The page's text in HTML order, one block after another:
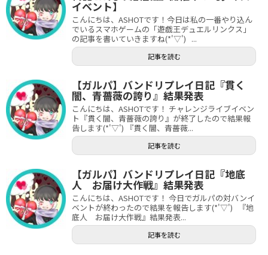
イベント】
こんにちは、ASHOTです！今日は私の一番やり込ん
でいるスマホゲームの「遊戯王デュエルリンクス」
の記事を書いていきますね(*'▽') ...
記事を読む
【ガルパ】バンドリプレイ日記『貫く
闇、青薔薇の誇り』結果発表
こんにちは、ASHOTです！ チャレンジライブイベン
ト『貫く闇、青薔薇の誇り』が終了したので結果報
告します(*'▽') 『貫く闇、青薔薇...
記事を読む
【ガルパ】バンドリプレイ日記『地底
人 お届け大作戦』結果発表
こんにちは、ASHOTです！ 今日でガルパの対バンイ
ベントが終わったので結果を報告します(*'▽') 『地
底人 お届け大作戦』結果発表...
記事を読む